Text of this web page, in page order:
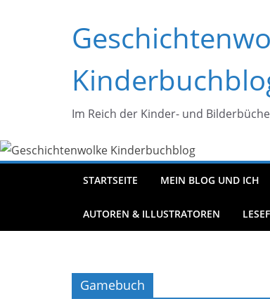
Im Reich der Kinder- und
STARTSEITE MEIN BLOG UND ICH
AUTOREN & ILLUSTRATOREN
Gamebuch